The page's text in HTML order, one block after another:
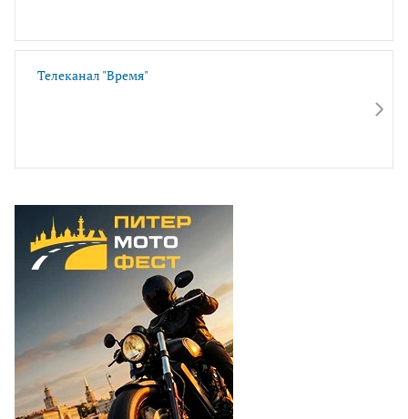
Телеканал "Время"